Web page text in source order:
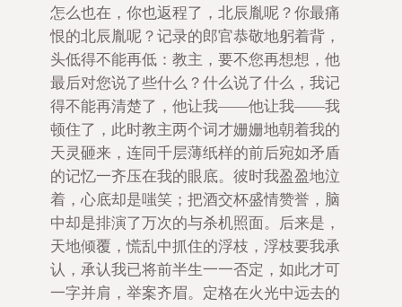
怎么也在，你也返程了，北辰胤呢？你最痛
恨的北辰胤呢？记录的郎官恭敬地躬着背，
头低得不能再低：教主，要不您再想想，他
最后对您说了些什么？什么说了什么，我记
得不能再清楚了，他让我——他让我——我
顿住了，此时教主两个词才姗姗地朝着我的
天灵砸来，连同千层薄纸样的前后宛如矛盾
的记忆一齐压在我的眼底。彼时我盈盈地泣
着，心底却是嗤笑；把酒交杯盛情赞誉，脑
中却是排演了万次的与杀机照面。后来是，
天地倾覆，慌乱中抓住的浮枝，浮枝要我承
认，承认我已将前半生一一否定，如此才可
一字并肩，举案齐眉。定格在火光中远去的